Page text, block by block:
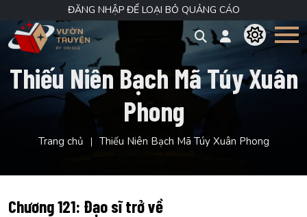
ĐĂNG NHẬP ĐỂ LOẠI BỎ QUẢNG CÁO
Thiếu Niên Bạch Mã Túy Xuân
Phong
Trang chủ Thiếu Niên Bạch Mã Túy Xuân Phong
Chương 121: Đạo sĩ trở về